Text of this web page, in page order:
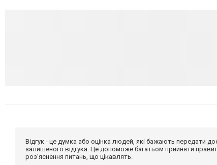
Відгук - це думка або оцінка людей, які бажають передати
залишеного відгука. Це допоможе багатьом прийняти
роз'яснення питань, що цікавлять.